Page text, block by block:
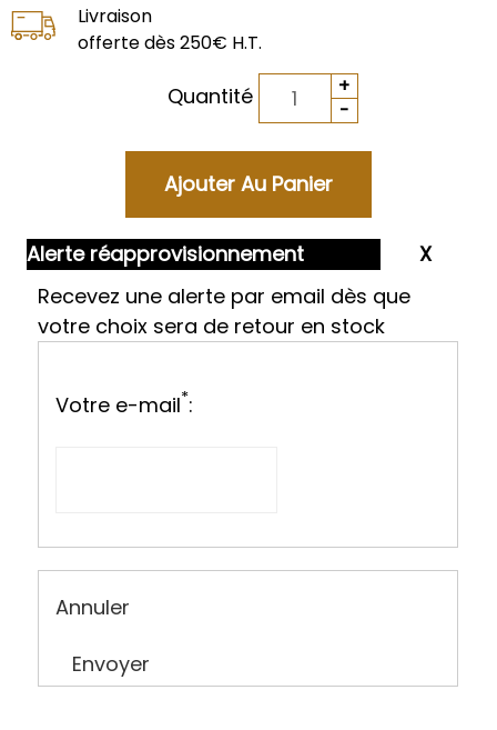
Livraison
offerte dès 250€ H.T.
Quantité
Alerte réapprovisionnement
Recevez une alerte par email dès que
votre choix sera de retour en stock
Votre e-mail*:
Annuler
Envoyer